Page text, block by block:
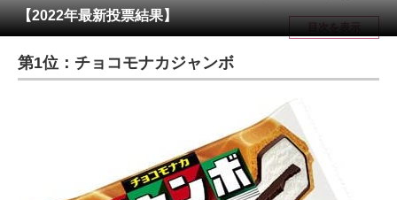
メディア
注目記事を集めた総合ページ
ITの今と未来を見通す
進化するPCとデバイスの未来
好きが集まる 比べて選べる
【2022年最新投票結果】
目次を表示
第1位：チョコモナカジャンボ